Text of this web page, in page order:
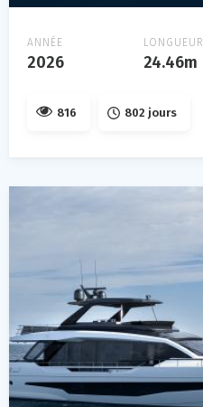
ANNÉE
2026
LONGUEUR
24.46m
816 802 jours